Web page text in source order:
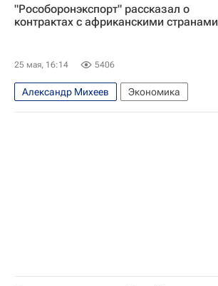
"Рособоронэкспорт" рассказал о
контрактах с африканскими странами
25 мая, 16:14 5406
Александр Михеев
Экономика
Рособоронэкспорт